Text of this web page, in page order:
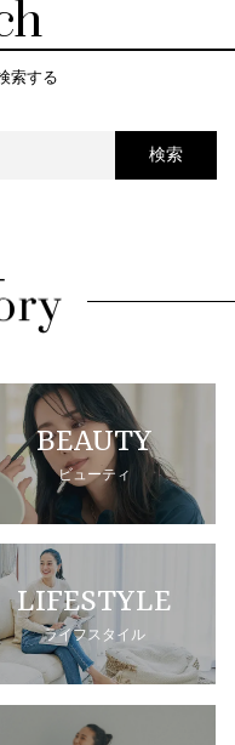
索する
検索
BEAUTY
ビューティ
LIFESTYLE
ライフスタイル